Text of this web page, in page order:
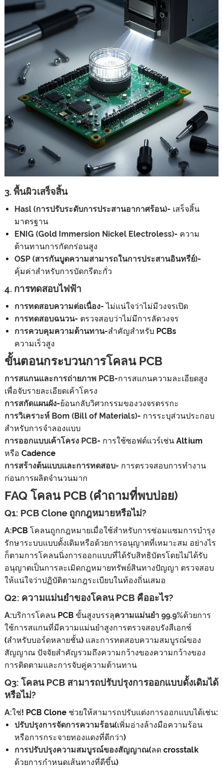
3. พื้นผิวเสร็จสิ้น
Hasl (การปรับระดับการประสานอากาศร้อน)- เสร็จสิ้น
มาตรฐาน
ENIG (Gold Immersion Nickel Electroless)- ความ
ต้านทานการกัดกร่อนสูง
OSP (สารกันบูดความสามารถในการประสานอินทรีย์)-
คุ้มค่าสำหรับการบัดกรีตะกั่ว
4. การทดสอบไฟฟ้า
การทดสอบความต่อเนื่อง- ไม่แน่ใจว่าไม่มีวงจรเปิด
การทดสอบฉนวน- ตรวจสอบว่าไม่มีการลัดวงจร
การควบคุมความต้านทาน-สำคัญสำหรับ PCBs
ความเร็วสูง
ขั้นตอนกระบวนการโคลน PCB
การสแกนและการถ่ายภาพ PCB-การสแกนความละเอียดสูง
เพื่อจับรายละเอียดเค้าโครง
การสกัดแผนผัง-ย้อนกลับวิศวกรรมของวงจรตรรกะ
การวิเคราะห์ Bom (Bill of Materials)- การระบุส่วนประกอบ
สำหรับการจำลองแบบ
การออกแบบเค้าโครง PCB- การใช้ซอฟต์แวร์เช่น Altium
หรือ Cadence
การสร้างต้นแบบและการทดสอบ- การตรวจสอบการทำงาน
ก่อนการผลิตจำนวนมาก
FAQ โคลน PCB (คำถามที่พบบ่อย)
Q1: PCB Clone ถูกกฎหมายหรือไม่?
A:PCB โคลนถูกกฎหมายเมื่อใช้สำหรับการซ่อมแซมการบำรุง
รักษาระบบแบบดั้งเดิมหรือด้วยการอนุญาตที่เหมาะสม อย่างไร
ก็ตามการโคลนนิ่งการออกแบบที่ได้รับสิทธิบัตรโดยไม่ได้รับ
อนุญาตเป็นการละเมิดกฎหมายทรัพย์สินทางปัญญา ตรวจสอบ
ให้แน่ใจว่าปฏิบัติตามกฎระเบียบในท้องถิ่นเสมอ
Q2: ความแม่นยำของโคลน PCB คืออะไร?
A:บริการโคลน PCB ขั้นสูงบรรลุความแม่นยำ 99.9%ด้วยการ
ใช้การสแกนที่มีความแม่นยำสูงการตรวจสอบรังสีเอกซ์
(สำหรับบอร์ดหลายชั้น) และการทดสอบความสมบูรณ์ของ
สัญญาณ ปัจจัยสำคัญรวมถึงความกว้างของความกว้างของ
การติดตามและการจับคู่ความต้านทาน
Q3: โคลน PCB สามารถปรับปรุงการออกแบบดั้งเดิมได้
หรือไม่?
A:ใช่! PCB Clone ช่วยให้สามารถปรับแต่งการออกแบบได้เช่น:
ปรับปรุงการจัดการความร้อน(เพิ่มอ่างล้างมือความร้อน
หรือการกระจายทองแดงที่ดีกว่า)
การปรับปรุงความสมบูรณ์ของสัญญาณ(ลด crosstalk
ด้วยการกำหนดเส้นทางที่ดีขึ้น)